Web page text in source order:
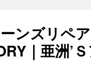
ンズリペ
｜亜洲’